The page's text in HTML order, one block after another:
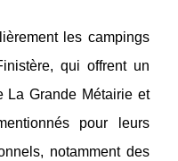
les campings
qui offrent un
La Grande Métairie et
pour leurs
notamment des